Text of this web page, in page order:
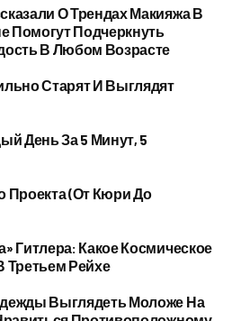
О Трендах Макияжа В
Помогут Подчеркнуть
В Любом Возрасте
Старят И Выглядят
День За 5 Минут, 5
Проекта (от Кюри До
Гитлера: Какое Космическое
Третьем Рейхе
Выглядеть Моложе На